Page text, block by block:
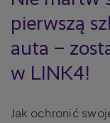
pierwszą
auta –
w LINK4!
Jak ochronić